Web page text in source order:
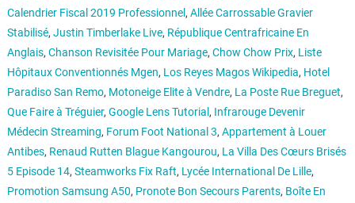
Calendrier Fiscal 2019 Professionnel , Allée Carrossable Gravier
Stabilisé, Justin Timberlake Live, République Centrafricaine En
Anglais, Chanson Revisitée Pour Mariage, Chow Chow Prix, Liste
Hôpitaux Conventionnés Mgen, Los Reyes Magos Wikipedia, Hotel
Paradiso San Remo, Motoneige Elite à Vendre, La Poste Rue Breguet,
Que Faire à Tréguier, Google Lens Tutorial , Infrarouge Devenir
Médecin Streaming, Forum Foot National 3, Appartement à Louer
Antibes, Renaud Rutten Blague Kangourou, La Villa Des Cœurs Brisés
5 Episode 14, Steamworks Fix Raft, Lycée International De Lille,
Promotion Samsung A50, Pronote Bon Secours Parents, Boîte En